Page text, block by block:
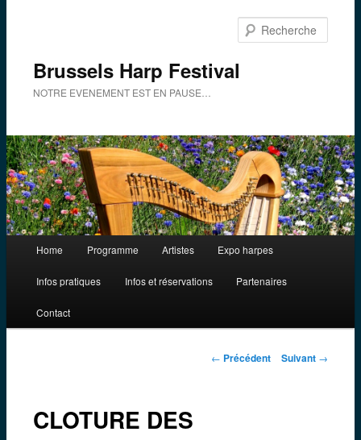
Brussels Harp Festival
NOTRE EVENEMENT EST EN PAUSE…
Home Programme Artistes Expo harpes
Infos pratiques Infos et réservations Partenaires
Contact
Navigation
← Précédent Suivant →
CLOTURE DES